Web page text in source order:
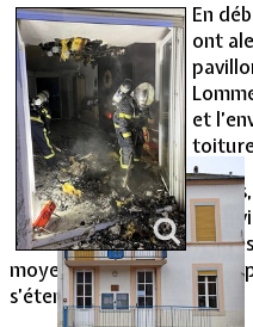
Vie Municipale
En
ont
et
moyens pour limiter la
s’étendait sous plafond.